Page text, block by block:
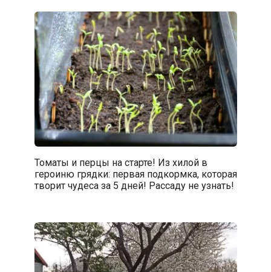
Томаты и перцы на старте! Из хилой в
героиню грядки: первая подкормка, которая
творит чудеса за 5 дней! Рассаду не узнать!